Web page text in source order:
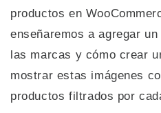
productos en
enseñaremos a agregar
las marcas y cómo crear
mostrar estas imágenes
productos filtrados por